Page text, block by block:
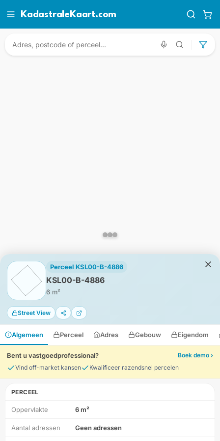
KadastraleKaart.com
Perceel KSL00-B-4886
KSL00-B-4886
6 m²
Street View
Algemeen Perceel Adres Gebouw Eigendom
Bent u vastgoedprofessional?
Boek demo ›
Vind off-market kansen
Kwalificeer razendsnel percelen
PERCEEL
Oppervlakte 6 m²
Aantal adressen Geen adressen